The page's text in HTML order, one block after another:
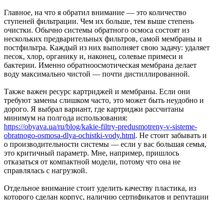
Главное, на что я обратил внимание — это количество
ступеней фильтрации. Чем их больше, тем выше степень
очистки. Обычно системы обратного осмоса состоят из
нескольких предварительных фильтров, самой мембраны и
постфильтра. Каждый из них выполняет свою задачу: удаляет
песок, хлор, органику и, наконец, солевые примеси и
бактерии. Именно обратноосмотическая мембрана делает
воду максимально чистой — почти дистиллированной.
Также важен ресурс картриджей и мембраны. Если они
требуют замены слишком часто, это может быть неудобно и
дорого. Я выбрал вариант, где картриджи рассчитаны
минимум на полгода использования:
https://obyava.ua/ru/blog/kakie-filtry-predusmotreny-v-sisteme-
obratnogo-osmosa-dlya-ochistki-vody.html. Не стоит забывать и
о производительности системы — если у вас большая семья,
это критичный параметр. Мне, например, пришлось
отказаться от компактной модели, потому что она не
справлялась с нагрузкой.
Отдельное внимание стоит уделить качеству пластика, из
которого сделан корпус, наличию сертификатов и репутации